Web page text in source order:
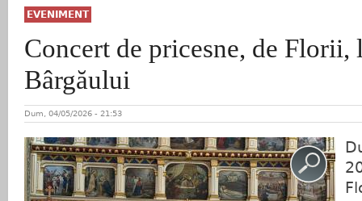
EVENIMENT
Concert de pricesne, de Florii,
Bârgăului
Dum, 04/05/2026 - 21:53